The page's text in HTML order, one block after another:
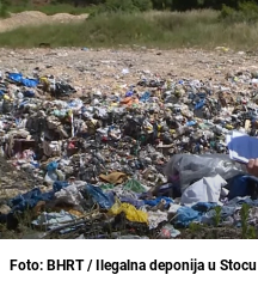
Foto: BHRT / Ilegalna deponija u Stocu